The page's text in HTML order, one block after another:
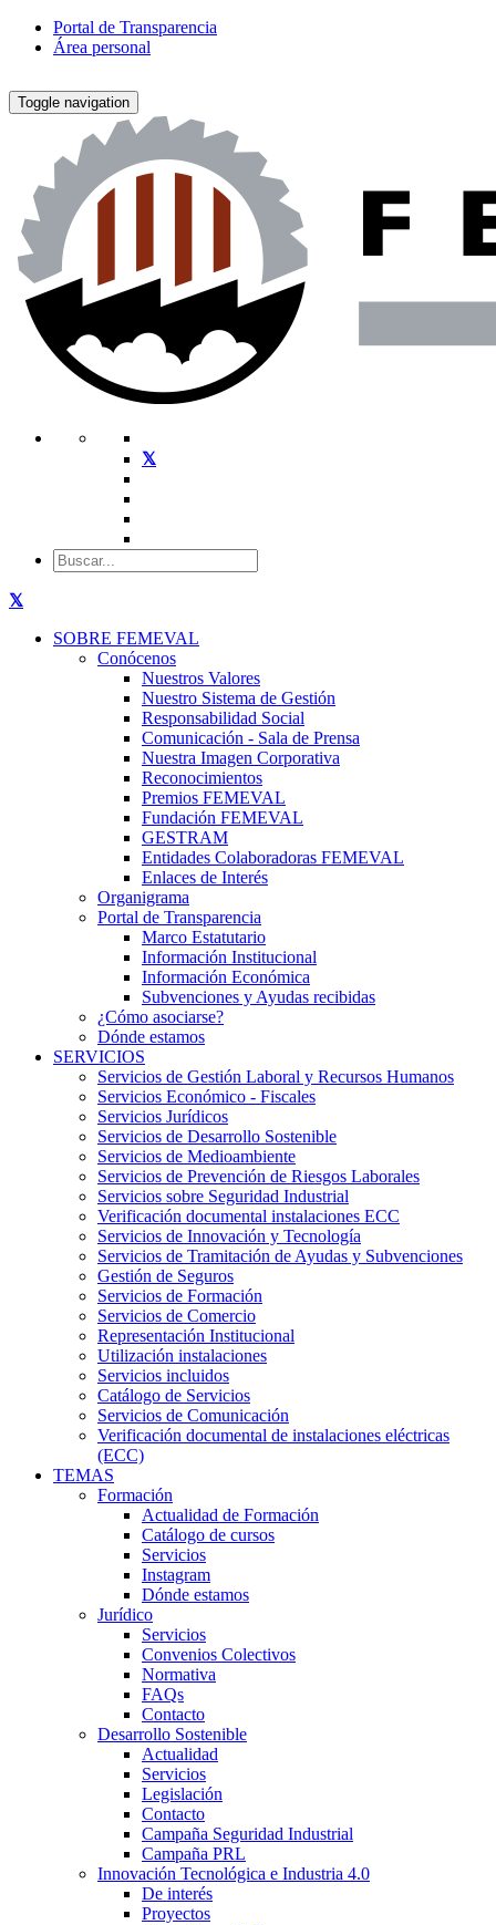
Portal de Transparencia
Área personal
Toggle navigation
SOBRE FEMEVAL
Conócenos
Nuestros Valores
Nuestro Sistema de Gestión
Responsabilidad Social
Comunicación - Sala de Prensa
Nuestra Imagen Corporativa
Reconocimientos
Premios FEMEVAL
Fundación FEMEVAL
GESTRAM
Entidades Colaboradoras FEMEVAL
Enlaces de Interés
Organigrama
Portal de Transparencia
Marco Estatutario
Información Institucional
Información Económica
Subvenciones y Ayudas recibidas
¿Cómo asociarse?
Dónde estamos
SERVICIOS
Servicios de Gestión Laboral y Recursos Humanos
Servicios Económico - Fiscales
Servicios Jurídicos
Servicios de Desarrollo Sostenible
Servicios de Medioambiente
Servicios de Prevención de Riesgos Laborales
Servicios sobre Seguridad Industrial
Verificación documental instalaciones ECC
Servicios de Innovación y Tecnología
Servicios de Tramitación de Ayudas y Subvenciones
Gestión de Seguros
Servicios de Formación
Servicios de Comercio
Representación Institucional
Utilización instalaciones
Servicios incluidos
Catálogo de Servicios
Servicios de Comunicación
Verificación documental de instalaciones eléctricas
(ECC)
TEMAS
Formación
Actualidad de Formación
Catálogo de cursos
Servicios
Instagram
Dónde estamos
Jurídico
Servicios
Convenios Colectivos
Normativa
FAQs
Contacto
Desarrollo Sostenible
Actualidad
Servicios
Legislación
Contacto
Campaña Seguridad Industrial
Campaña PRL
Innovación Tecnológica e Industria 4.0
De interés
Proyectos